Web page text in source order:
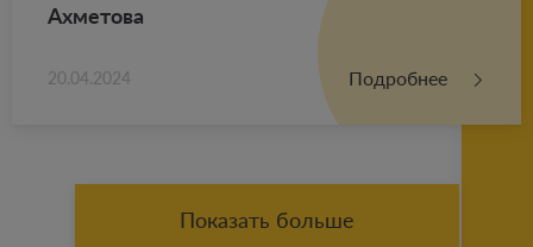
Ах­ме­то­ва
20.04.2024 Подробнее
Показать больше